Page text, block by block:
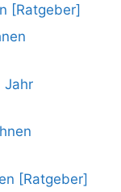
[Ratgeber]
Jahr
[Ratgeber]